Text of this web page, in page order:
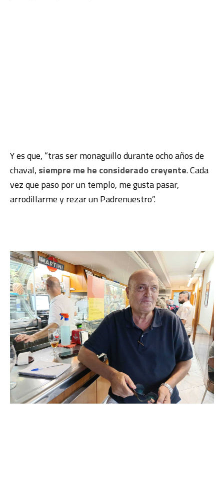
Y es que, “tras ser monaguillo durante ocho años de
chaval, siempre me he considerado creyente. Cada
vez que paso por un templo, me gusta pasar,
arrodillarme y rezar un Padrenuestro”.